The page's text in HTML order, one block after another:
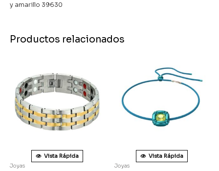
y amarillo 39630
Productos relacionados
Vista Rápida
Joyas
Vista Rápida
Joyas